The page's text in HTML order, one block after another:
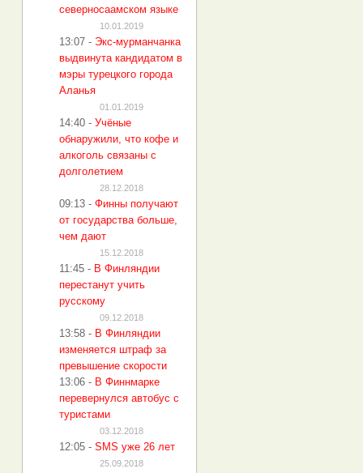
северносаамском языке
10.01.2019
13:07 - Экс-мурманчанка
выдвинута кандидатом в
мэры турецкого города
Аланья
01.01.2019
14:40 - Учёные
обнаружили, что кофе и
алкоголь связаны с
долголетием
28.12.2018
09:13 - Финны получают
от государства больше,
чем дают
15.12.2018
11:45 - В Финляндии
перестанут учить
русскому
09.12.2018
13:58 - В Финляндии
изменяется штраф за
превышение скорости
13:06 - В Финнмарке
перевернулся автобус с
туристами
03.12.2018
12:05 - SMS уже 26 лет
25.09.2018